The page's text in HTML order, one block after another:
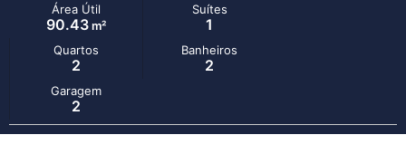
Área Útil
90.43m²
Suítes
1
Quartos
2
Banheiros
2
Garagem
2